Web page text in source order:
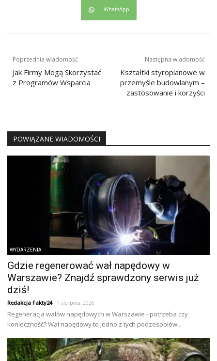
WhatsApp
Nawigacja
wpisu
Poprzednia wiadomość
Jak Firmy Mogą Skorzystać
z Programów Wsparcia
Następna wiadomość
Kształtki styropianowe w
przemyśle budowlanym –
zastosowanie i korzyści
POWIĄZANE WIADOMOŚCI
WYDARZENIA
Gdzie regenerować wał napędowy w
Warszawie? Znajdź sprawdzony serwis już
dziś!
Redakcja Fakty24- 1 sierpnia, 2026
Regeneracja wałów napędowych w Warszawie - potrzeba czy
konieczność? Wał napędowy to jedno z tych podzespołów...